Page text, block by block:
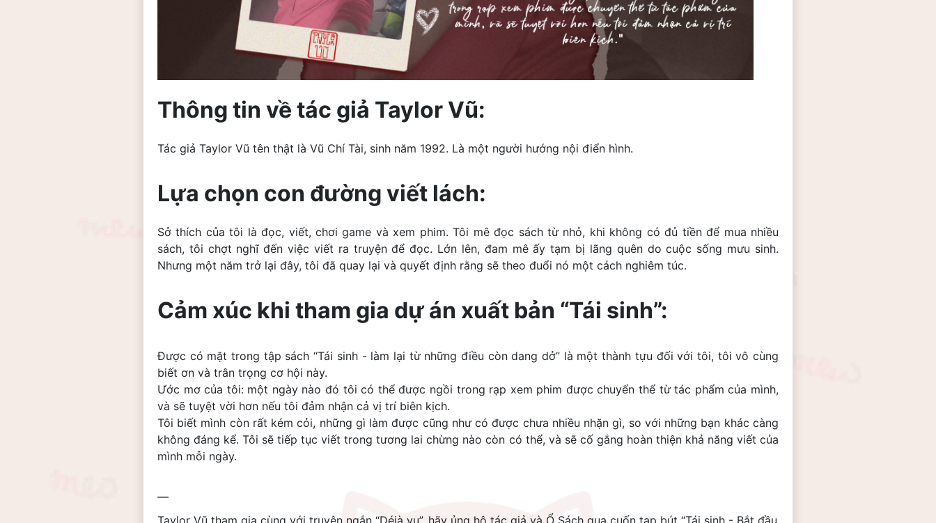
Thông tin về tác giả Taylor Vũ:
Tác giả Taylor Vũ tên thật là Vũ Chí Tài, sinh năm 1992. Là một người hướng nội điển hình.
Lựa chọn con đường viết lách:
Sở thích của tôi là đọc, viết, chơi game và xem phim. Tôi mê đọc sách từ nhỏ, khi không có đủ tiền để mua nhiều
sách, tôi chợt nghĩ đến việc viết ra truyện để đọc. Lớn lên, đam mê ấy tạm bị lãng quên do cuộc sống mưu sinh.
Nhưng một năm trở lại đây, tôi đã quay lại và quyết định rằng sẽ theo đuổi nó một cách nghiêm túc.
Cảm xúc khi tham gia dự án xuất bản “Tái sinh”:
Được có mặt trong tập sách “Tái sinh - làm lại từ những điều còn dang dở” là một thành tựu đối với tôi, tôi vô cùng
biết ơn và trân trọng cơ hội này.
Ước mơ của tôi: một ngày nào đó tôi có thể được ngồi trong rạp xem phim được chuyển thể từ tác phẩm của mình,
và sẽ tuyệt vời hơn nếu tôi đảm nhận cả vị trí biên kịch.
Tôi biết mình còn rất kém cỏi, những gì làm được cũng như có được chưa nhiều nhặn gì, so với những bạn khác càng
không đáng kể. Tôi sẽ tiếp tục viết trong tương lai chừng nào còn có thể, và sẽ cố gắng hoàn thiện khả năng viết của
mình mỗi ngày.
—